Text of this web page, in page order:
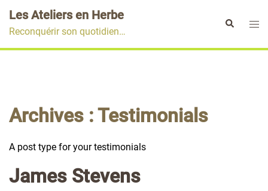
au
contenu
Les Ateliers en Herbe
Reconquérir son quotidien…
Rechercher
Archives :Testimonials
A post type for your testimonials
James Stevens